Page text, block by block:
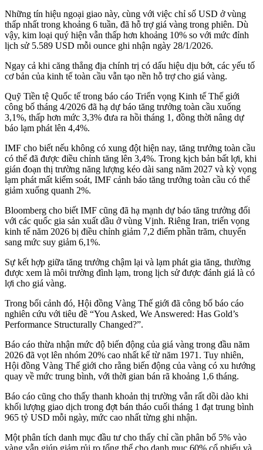
Những tín hiệu ngoại giao này, cùng với việc chỉ số USD ở vùng
thấp nhất trong khoảng 6 tuần, đã hỗ trợ giá vàng trong phiên. Dù
vậy, kim loại quý hiện vẫn thấp hơn khoảng 10% so với mức đỉnh
lịch sử 5.589 USD mỗi ounce ghi nhận ngày 28/1/2026.
Ngay cả khi căng thẳng địa chính trị có dấu hiệu dịu bớt, các yếu tố
cơ bản của kinh tế toàn cầu vẫn tạo nền hỗ trợ cho giá vàng.
Quỹ Tiền tệ Quốc tế trong báo cáo Triển vọng Kinh tế Thế giới
công bố tháng 4/2026 đã hạ dự báo tăng trưởng toàn cầu xuống
3,1%, thấp hơn mức 3,3% đưa ra hồi tháng 1, đồng thời nâng dự
báo lạm phát lên 4,4%.
IMF cho biết nếu không có xung đột hiện nay, tăng trưởng toàn cầu
có thể đã được điều chỉnh tăng lên 3,4%. Trong kịch bản bất lợi, khi
gián đoạn thị trường năng lượng kéo dài sang năm 2027 và kỳ vọng
lạm phát mất kiểm soát, IMF cảnh báo tăng trưởng toàn cầu có thể
giảm xuống quanh 2%.
Bloomberg cho biết IMF cũng đã hạ mạnh dự báo tăng trưởng đối
với các quốc gia sản xuất dầu ở vùng Vịnh. Riêng Iran, triển vọng
kinh tế năm 2026 bị điều chỉnh giảm 7,2 điểm phần trăm, chuyển
sang mức suy giảm 6,1%.
Sự kết hợp giữa tăng trưởng chậm lại và lạm phát gia tăng, thường
được xem là môi trường đình lạm, trong lịch sử được đánh giá là có
lợi cho giá vàng.
Trong bối cảnh đó, Hội đồng Vàng Thế giới đã công bố báo cáo
nghiên cứu với tiêu đề “You Asked, We Answered: Has Gold’s
Performance Structurally Changed?”.
Báo cáo thừa nhận mức độ biến động của giá vàng trong đầu năm
2026 đã vọt lên nhóm 20% cao nhất kể từ năm 1971. Tuy nhiên,
Hội đồng Vàng Thế giới cho rằng biến động của vàng có xu hướng
quay về mức trung bình, với thời gian bán rã khoảng 1,6 tháng.
Báo cáo cũng cho thấy thanh khoản thị trường vẫn rất dồi dào khi
khối lượng giao dịch trong đợt bán tháo cuối tháng 1 đạt trung bình
965 tỷ USD mỗi ngày, mức cao nhất từng ghi nhận.
Một phân tích danh mục đầu tư cho thấy chỉ cần phân bổ 5% vào